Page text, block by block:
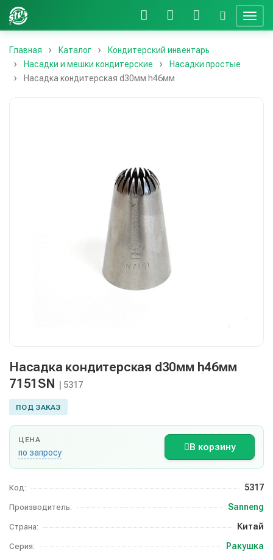
Главная Каталог
Кондитерский инвентарь
Насадки и мешки кондитерские
Насадки простые
Насадка кондитерская d30мм h46мм
Насадка кондитерская d30мм h46мм
7151SN | 5317
ПОД ЗАКАЗ
ЦЕНА
по запросу
В корзину
Код: 5317
Производитель: Sanneng
Страна: Китай
Серия: Ракушка